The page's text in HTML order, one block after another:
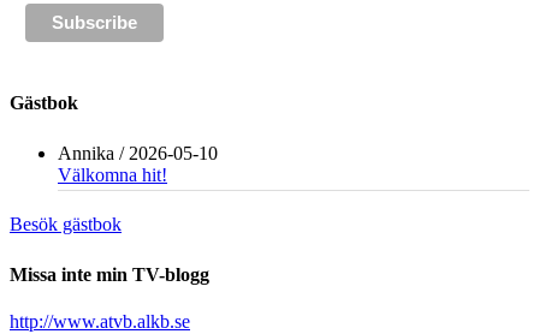
Gästbok
Annika / 2026-05-10
Välkomna hit!
Besök gästbok
Missa inte min TV-blogg
http://www.atvb.alkb.se